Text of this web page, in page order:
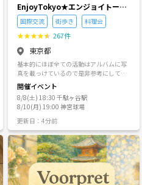
EnjoyTokyo★エンジョイトーキ
ョー 〜気持ちだけでも国際
派〜
国際交流 街歩き 料理会
★★★★★ 267件
東京都
基本的にほぼ全ての活動はアルバムに写
真を載っけているので是非参考にしてく
ださい ・半分🇹🇼の私が勝手に色々イベン
トを企画して実行するサークルです ・ほ
ぼ100%外国人が来ます（私です） ・な
ぜか毎回海外の方が1-2名ランダムに参加
します Q：どんな活動が多いか？ A：街
新たなものを検索中 去年は７つの花火大
会に行きました。 Q: 英語できなくてもO
K? A: OK! 日本語がかなりできる海外の人
と、日本人が合わせて95％占めます。
5%が日本語あまり上手くない外国人参加
者です Q:どんなイベントがおすすめ？ A:
開催イベント
8/8(土) 18:30 千駄ヶ谷駅
8/10(月) 19:00 神宮球場
更新日：4分前